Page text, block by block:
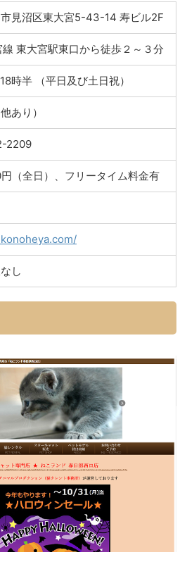
見沼区東大宮5-43-14 寿ビル2F
東大宮駅東口から徒歩２～３分
時半 （平日及び土日祝）
あり）
2209
（全日）、フリータイム料金有
し